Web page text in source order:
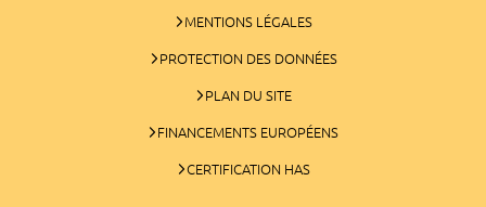
MENTIONS LÉGALES
PROTECTION DES DONNÉES
PLAN DU SITE
FINANCEMENTS EUROPÉENS
CERTIFICATION HAS